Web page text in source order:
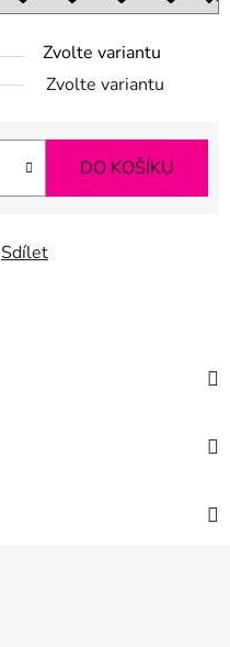
Zvolte variantu
Zvolte variantu
DO KOŠÍKU
Sdílet